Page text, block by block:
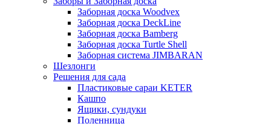
Заборная доска Woodvex
Заборная доска DeckLine
Заборная доска Bamberg
Заборная доска Turtle Shell
Заборная система JIMBARAN
Шезлонги
Решения для сада
Пластиковые сараи KETER
Кашпо
Ящики, сундуки
Поленница